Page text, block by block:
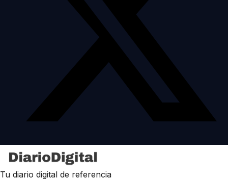
Tu diario digital de referencia